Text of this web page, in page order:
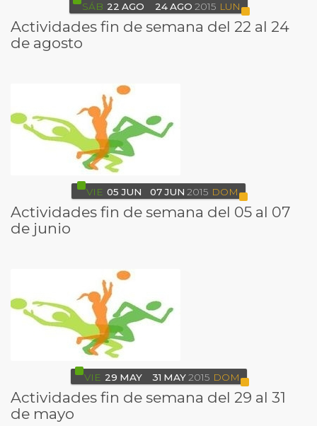
SÁB 22 AGO 24AGO 2015 LUN
Actividades fin de semana del 22 al 24
de agosto
VIE 05 JUN 07JUN 2015 DOM
Actividades fin de semana del 05 al 07
de junio
VIE 29 MAY 31 MAY 2015 DOM
Actividades fin de semana del 29 al 31
de mayo